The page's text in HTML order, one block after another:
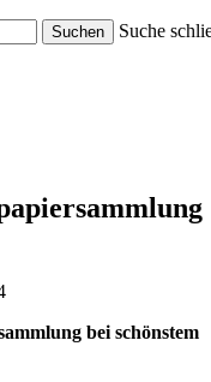
Suche
bei schönstem